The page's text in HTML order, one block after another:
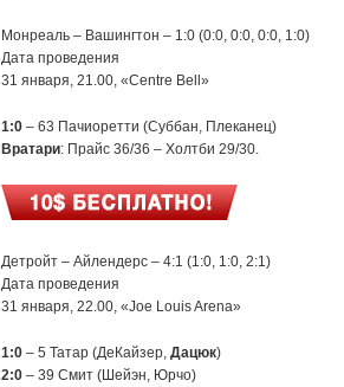
Монреаль – Вашингтон – 1:0 (0:0, 0:0, 0:0, 1:0)
Дата проведения
31 января, 21.00, «Centre Bell»
1:0– 63 Пачиоретти (Суббан, Плеканец)
Вратари: Прайс 36/36 – Холтби 29/30.
Детройт – Айлендерс – 4:1 (1:0, 1:0, 2:1)
Дата проведения
31 января, 22.00, «Joe Louis Arena»
1:0– 5 Татар (ДеКайзер, Дацюк)
2:0– 39 Смит (Шейэн, Юрчо)